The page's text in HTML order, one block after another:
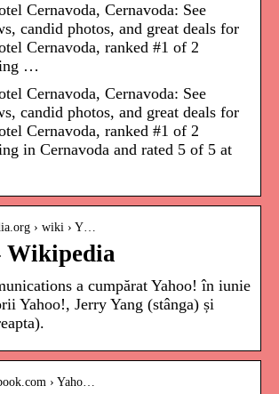
Cernavoda, Cernavoda: See
candid photos, and great deals for
Cernavoda, ranked #1 of 2
…
Cernavoda, Cernavoda: See
candid photos, and great deals for
Cernavoda, ranked #1 of 2
in Cernavoda and rated 5 of 5 at
› wiki › Y…
Wikipedia
a cumpărat Yahoo! în iunie
Yahoo!, Jerry Yang (stânga) și
› Yaho…